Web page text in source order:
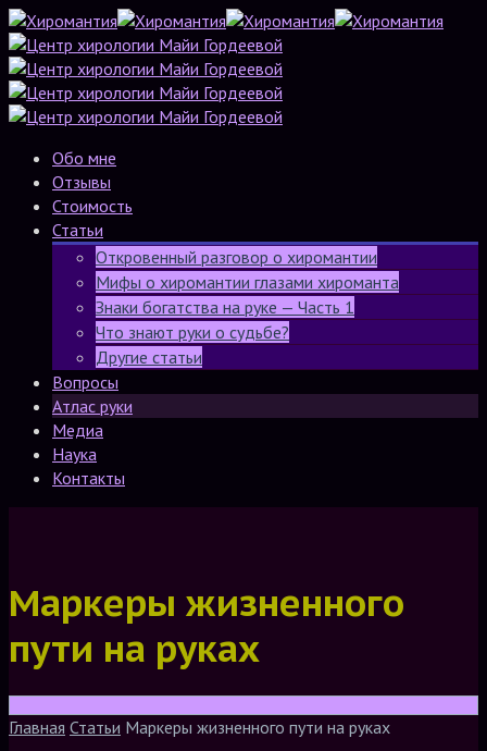
Обо мне
Отзывы
Стоимость
Статьи
Откровенный разговор о хиромантии
Мифы о хиромантии глазами хироманта
Знаки богатства на руке — Часть 1
Что знают руки о судьбе?
Другие статьи
Вопросы
Атлас руки
Медиа
Наука
Контакты
Маркеры жизненного
пути на руках
Главная Статьи Маркеры жизненного пути на руках